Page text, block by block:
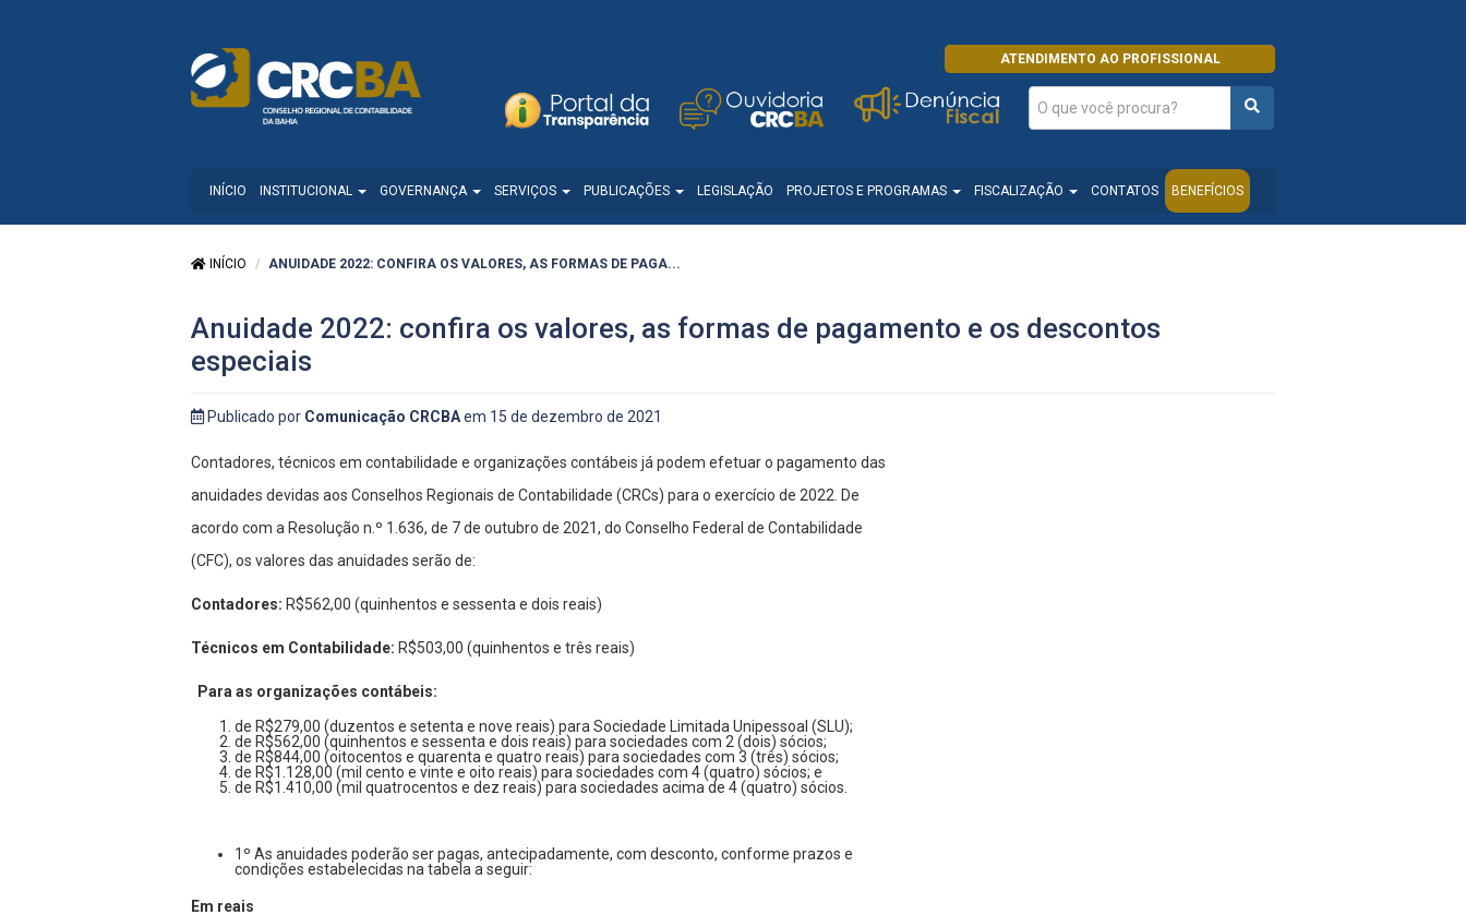
ATENDIMENTO AO PROFISSIONAL
INÍCIO INSTITUCIONAL GOVERNANÇA SERVIÇOS PUBLICAÇÕES LEGISLAÇÃO PROJETOS E PROGRAMAS FISCALIZAÇÃO CONTATOS BENEFÍCIOS
INÍCIO ANUIDADE 2022: CONFIRA OS VALORES, AS FORMAS DE PAGA...
Anuidade 2022: confira os valores, as formas de pagamento e os descontos
especiais
Publicado por Comunicação CRCBAem 15 de dezembro de 2021
Contadores, técnicos em contabilidade e organizações contábeis já podem efetuar o pagamento das
anuidades devidas aos Conselhos Regionais de Contabilidade (CRCs) para o exercício de 2022. De
acordo com a Resolução n.º 1.636, de 7 de outubro de 2021, do Conselho Federal de Contabilidade
(CFC), os valores das anuidades serão de:
Contadores: R$562,00 (quinhentos e sessenta e dois reais)
Técnicos em Contabilidade: R$503,00 (quinhentos e três reais)
Para as organizações contábeis:
de R$279,00 (duzentos e setenta e nove reais) para Sociedade Limitada Unipessoal (SLU);
de R$562,00 (quinhentos e sessenta e dois reais) para sociedades com 2 (dois) sócios;
de R$844,00 (oitocentos e quarenta e quatro reais) para sociedades com 3 (três) sócios;
de R$1.128,00 (mil cento e vinte e oito reais) para sociedades com 4 (quatro) sócios; e
de R$1.410,00 (mil quatrocentos e dez reais) para sociedades acima de 4 (quatro) sócios.
1º As anuidades poderão ser pagas, antecipadamente, com desconto, conforme prazos e
condições estabelecidas na tabela a seguir:
Em reais